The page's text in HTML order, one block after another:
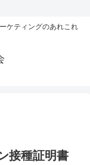
ケティングのあれこれ
接種証明書